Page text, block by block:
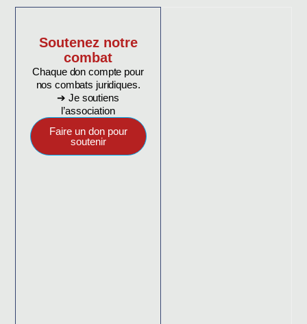
Soutenez notre
combat
Chaque don compte pour
nos combats juridiques.
➔ Je soutiens
l’association
Faire un don pour
soutenir